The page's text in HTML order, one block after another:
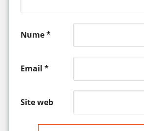
Nume*
Email *
Site web